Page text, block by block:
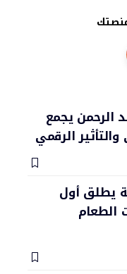
الرحمن يجمع
الرقمي
يطلق أول
الطعام